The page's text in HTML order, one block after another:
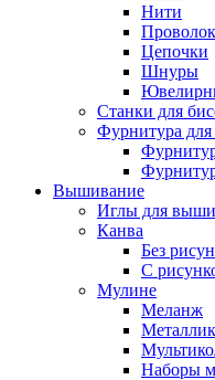
Нити
Цепочки
Шнуры
Станки для
Фурнитура
Вышивание
Иглы для
Канва
Без
С
Мулине
Меланж
Металлик
Наборы